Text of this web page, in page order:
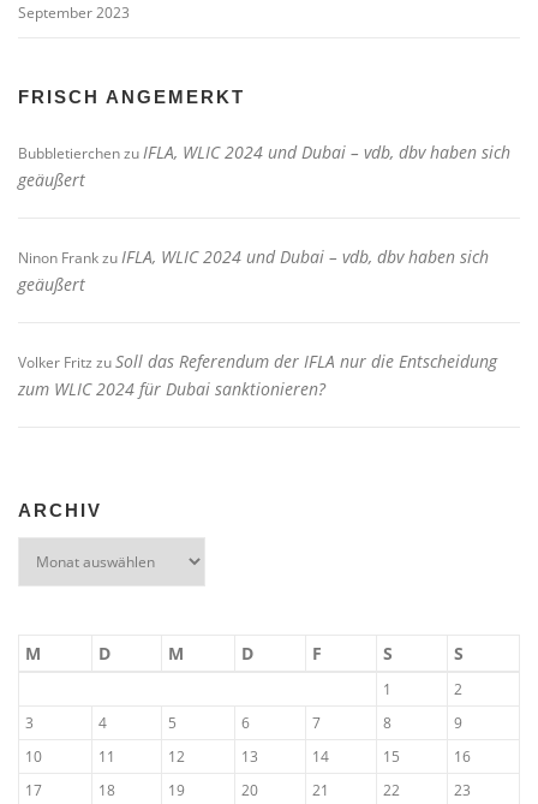
September 2023
FRISCH ANGEMERKT
BubbletierchenzuIFLA, WLIC 2024 und Dubai – vdb, dbv haben sich
geäußert
Ninon FrankzuIFLA, WLIC 2024 und Dubai – vdb, dbv haben sich
geäußert
Volker Fritz zuSoll das Referendum der IFLA nur die Entscheidung
zum WLIC 2024 für Dubai sanktionieren?
ARCHIV
M D M D F S S
1
2
3
4 5 6 7 8
9
10
11 12 13 14 15
16
17
18 19 20 21 22
23